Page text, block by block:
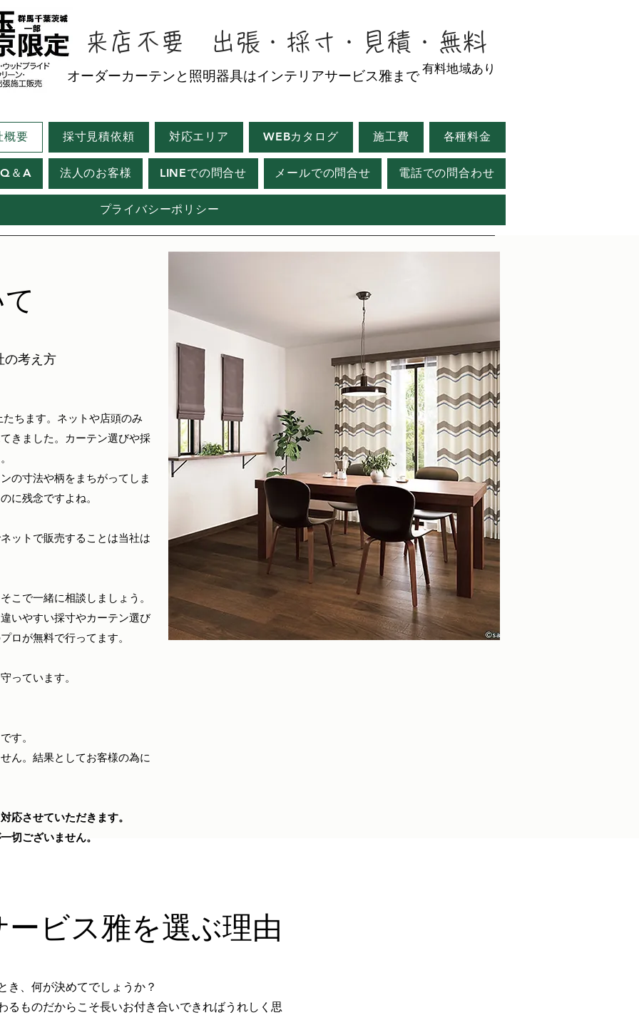
来店不要 出張・採寸・見積・無料
有料地域あり
​オーダーカーテンと照明器具はインテリアサービス雅まで
概要 採寸見積依頼 対応エリア WEBカタログ 施工費 各種料金
Q＆A 法人のお客様 LINEでの問合せ メールでの問合せ 電話での問合わせ
プライバシーポリシー
の考え方
ちます。 ネットや店頭のみ
きました。カーテン選びや採
の寸法や柄をまちがってしま
に残念ですよね。
ットで販売することは当社は
こで一緒に相談しましょう。
いやすい採寸やカーテン選び
ロが無料で行ってます。
っています。
す。
ん。結果としてお客様の為に
応させていただきます。
切ございません。
ビス雅を選ぶ理由
き、何が決めてでしょうか？
るものだからこそ長いお付き合いできればうれしく思